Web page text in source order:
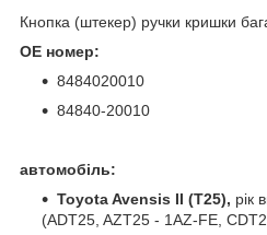
Кнопка (штекер) ручки кришки
OE номер:
8484020010
84840-20010
автомобіль:
Toyota Avensis II (T25), рік
(ADT25, AZT25 - 1AZ-FE,